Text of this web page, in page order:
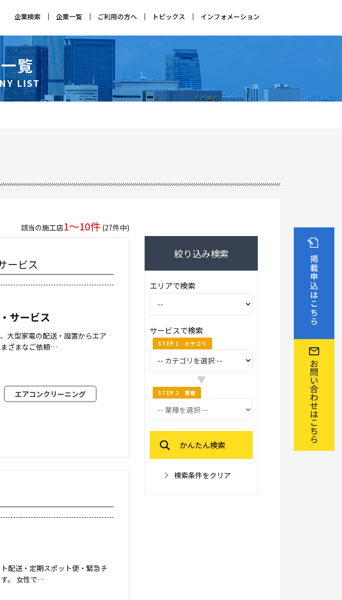
企業検索 企業一覧 ご利用の方へ
施工店やお仕事をお探しの方へ
掲載をご希望の企業様
トピックス インフォメーション
覧
LIST
該当の施工店1〜10件 (27件中)
ービス
サービス
大型家電の配送・設置からエア
ざまなご依頼…
エアコンクリーニング
配送・定期スポット便・緊急チ
。 女性で…
絞り込み検索
エリアで検索
サービスで検索
STEP 1 カテゴリ
▼
STEP 2 業種